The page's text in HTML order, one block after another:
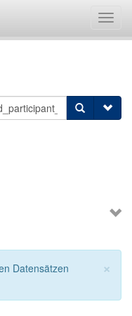
×
Datensätzen